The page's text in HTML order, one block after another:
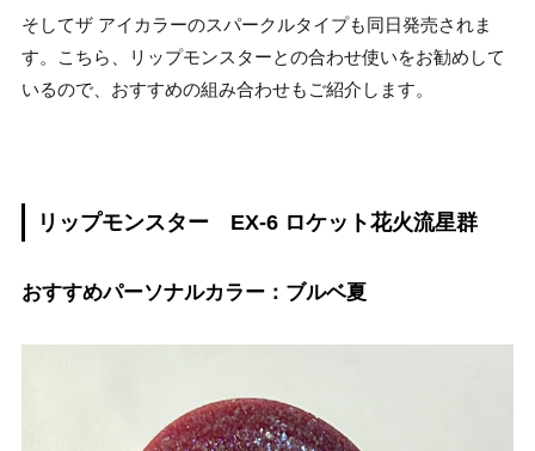
そしてザ アイカラーのスパークルタイプも同日発売されま
す。こちら、リップモンスターとの合わせ使いをお勧めして
いるので、おすすめの組み合わせもご紹介します。
リップモンスター EX-6 ロケット花火流星群
おすすめパーソナルカラー：ブルベ夏